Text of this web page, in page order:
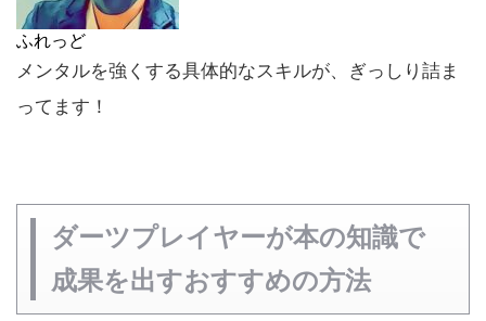
ふれっど
メンタルを強くする具体的なスキルが、ぎっしり詰ま
ってます！
ダーツプレイヤーが本の知識で
成果を出すおすすめの方法